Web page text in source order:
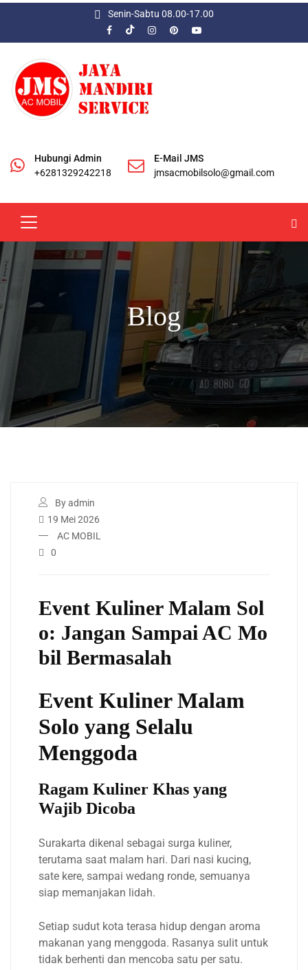
Senin-Sabtu 08.00-17.00
Hubungi Admin
+6281329242218
E-Mail JMS
jmsacmobilsolo@gmail.com
Blog
By admin
19 Mei 2026
AC MOBIL
0
Event Kuliner Malam Sol
o: Jangan Sampai AC Mo
bil Bermasalah
Event Kuliner Malam
Solo yang Selalu
Menggoda
Ragam Kuliner Khas yang
Wajib Dicoba
Surakarta dikenal sebagai surga kuliner,
terutama saat malam hari. Dari nasi kucing,
sate kere, sampai wedang ronde, semuanya
siap memanjakan lidah.
Setiap sudut kota terasa hidup dengan aroma
makanan yang menggoda. Rasanya sulit untuk
tidak berhenti dan mencoba satu per satu.